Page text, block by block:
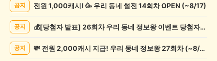
공지 전원 1,000캐시! 🥳 우리 동네 썰전 14회차 OPEN (~8/17)
공지 💰[당첨자 발표] 26회차 우리 동네 정보왕 이벤트 당첨자를 발표합니다!
공지 💸 전원 2,000캐시 지급! 우리 동네 정보왕 27회차 (~8/10)